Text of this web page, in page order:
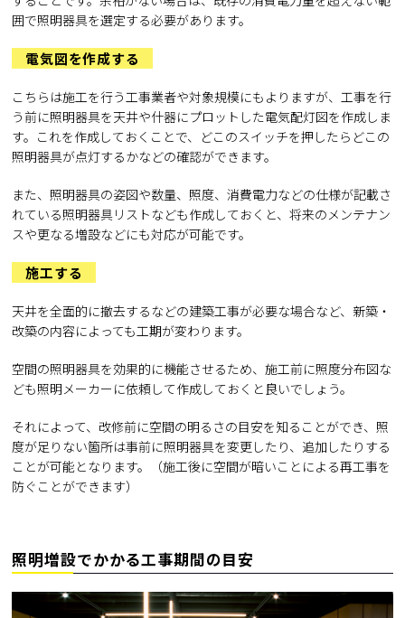
囲で照明器具を選定する必要があります。
電気図を作成する
こちらは施工を行う工事業者や対象規模にもよりますが、工事を行
う前に照明器具を天井や什器にプロットした電気配灯図を作成しま
す。これを作成しておくことで、どこのスイッチを押したらどこの
照明器具が点灯するかなどの確認ができます。
また、照明器具の姿図や数量、照度、消費電力などの仕様が記載さ
れている照明器具リストなども作成しておくと、将来のメンテナン
スや更なる増設などにも対応が可能です。
施工する
天井を全面的に撤去するなどの建築工事が必要な場合など、新築・
改築の内容によっても工期が変わります。
空間の照明器具を効果的に機能させるため、施工前に照度分布図な
ども照明メーカーに依頼して作成しておくと良いでしょう。
それによって、改修前に空間の明るさの目安を知ることができ、照
度が足りない箇所は事前に照明器具を変更したり、追加したりする
ことが可能となります。（施工後に空間が暗いことによる再工事を
防ぐことができます）
照明増設でかかる工事期間の目安